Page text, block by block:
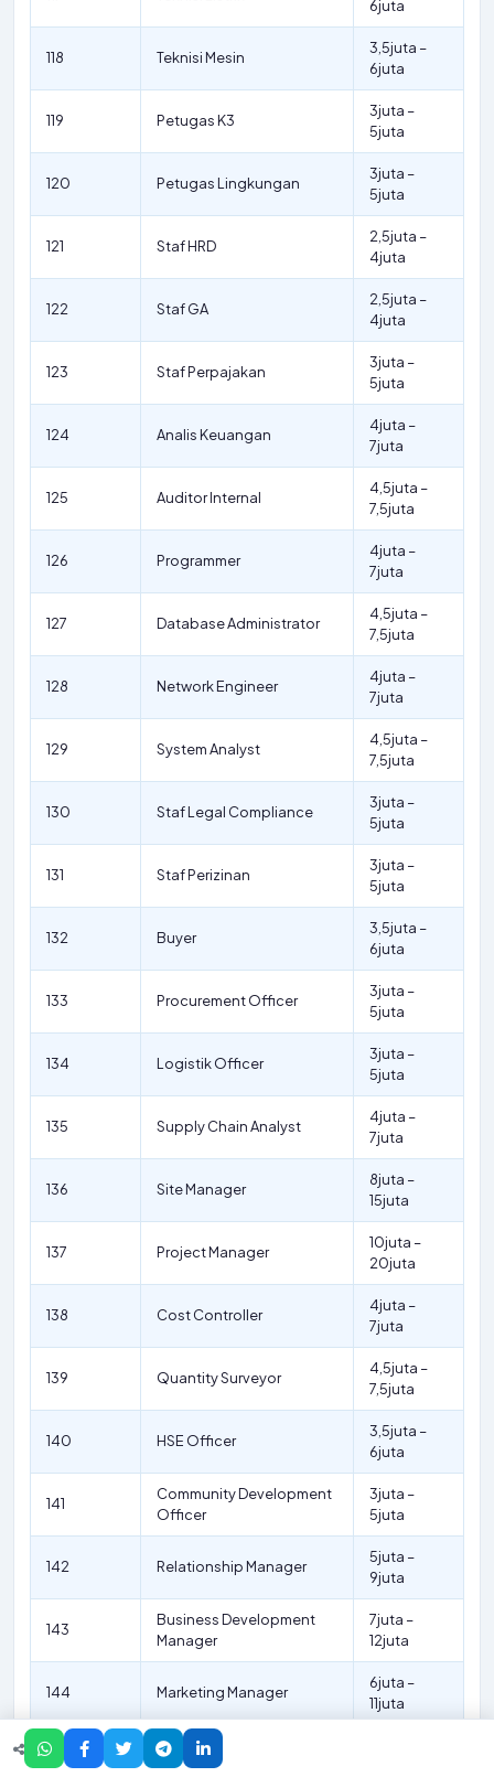
6juta
118 Teknisi Mesin
3,5juta –
6juta
119 Petugas K3
3juta –
5juta
120 Petugas Lingkungan
3juta –
5juta
121 Staf HRD
2,5juta –
4juta
122 Staf GA
2,5juta –
4juta
123 Staf Perpajakan
3juta –
5juta
124 Analis Keuangan
4juta –
7juta
125 Auditor Internal
4,5juta –
7,5juta
126 Programmer
4juta –
7juta
127 Database Administrator
4,5juta –
7,5juta
128 Network Engineer
4juta –
7juta
129 System Analyst
4,5juta –
7,5juta
130 Staf Legal Compliance
3juta –
5juta
131 Staf Perizinan
3juta –
5juta
132 Buyer
3,5juta –
6juta
133 Procurement Officer
3juta –
5juta
134 Logistik Officer
3juta –
5juta
135 Supply Chain Analyst
4juta –
7juta
136 Site Manager
8juta –
15juta
137 Project Manager
10juta –
20juta
138 Cost Controller
4juta –
7juta
139 Quantity Surveyor
4,5juta –
7,5juta
140 HSE Officer
3,5juta –
6juta
141
Community Development
Officer
3juta –
5juta
142 Relationship Manager
5juta –
9juta
143
Business Development
Manager
7juta –
12juta
144 Marketing Manager
6juta –
11juta
145 Sales Manager